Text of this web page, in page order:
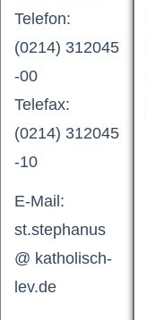
Telefon:
(0214) 312045
-00
Telefax:
(0214) 312045
-10
E-Mail:
st.stephanus
@ katholisch-
lev.de